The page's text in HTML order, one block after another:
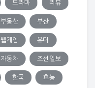
드라마 리뷰
부동산 부산
웹게임 유머
자동차 조선일보
한국 효능